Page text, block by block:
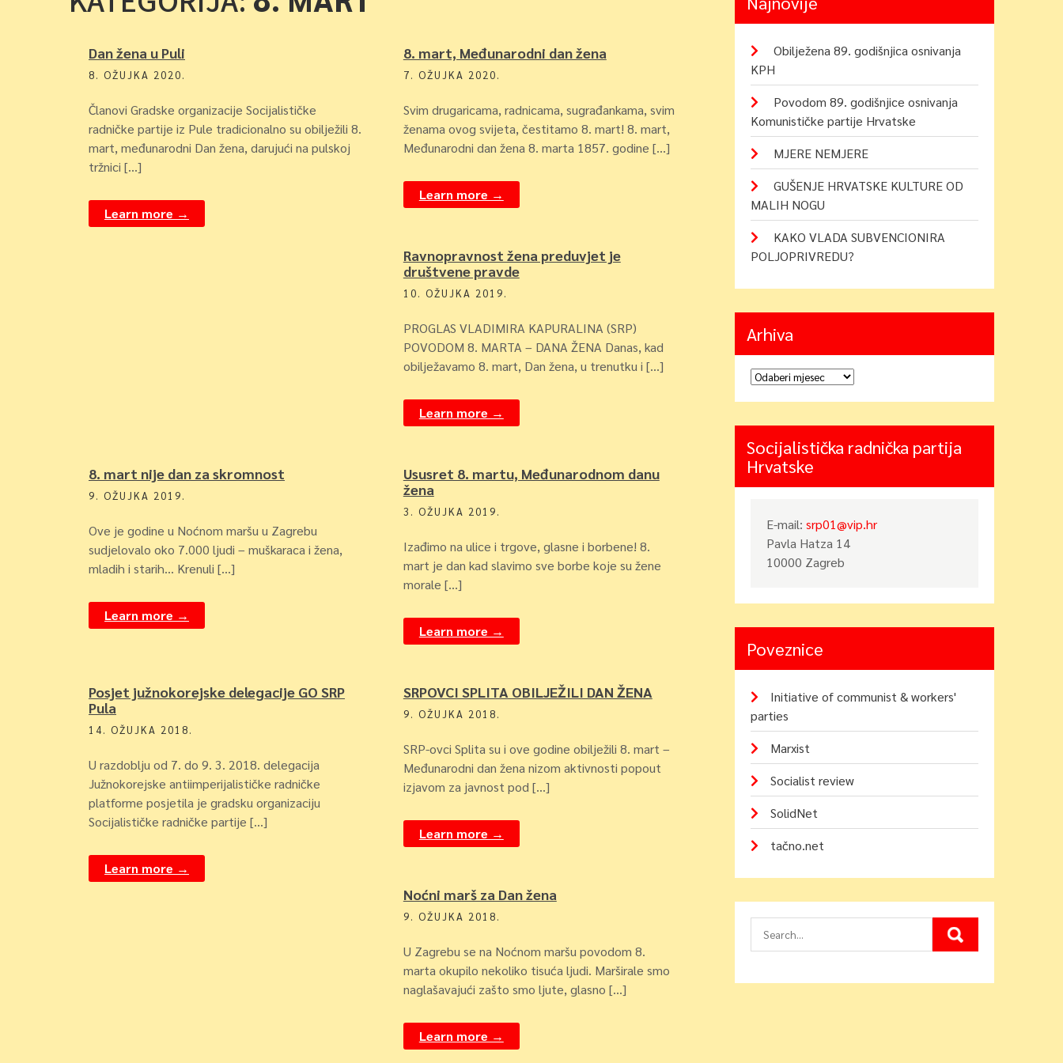
Dan žena u Puli
8. OŽUJKA 2020.
Članovi Gradske organizacije Socijalističke
radničke partije iz Pule tradicionalno su obilježili 8.
mart, međunarodni Dan žena, darujući na pulskoj
tržnici […]
Learn more →
8. mart, Međunarodni dan žena
7. OŽUJKA 2020.
Svim drugaricama, radnicama, sugrađankama, svim
ženama ovog svijeta, čestitamo 8. mart! 8. mart,
Međunarodni dan žena 8. marta 1857. godine […]
Learn more →
Ravnopravnost žena preduvjet je
društvene pravde
10. OŽUJKA 2019.
PROGLAS VLADIMIRA KAPURALINA (SRP)
POVODOM 8. MARTA – DANA ŽENA Danas, kad
obilježavamo 8. mart, Dan žena, u trenutku i […]
Learn more →
8. mart nije dan za skromnost
9. OŽUJKA 2019.
Ove je godine u Noćnom maršu u Zagrebu
sudjelovalo oko 7.000 ljudi – muškaraca i žena,
mladih i starih… Krenuli […]
Learn more →
Ususret 8. martu, Međunarodnom danu
žena
3. OŽUJKA 2019.
Izađimo na ulice i trgove, glasne i borbene! 8.
mart je dan kad slavimo sve borbe koje su žene
morale […]
Learn more →
Posjet južnokorejske delegacije GO SRP
Pula
14. OŽUJKA 2018.
U razdoblju od 7. do 9. 3. 2018. delegacija
Južnokorejske antiimperijalističke radničke
platforme posjetila je gradsku organizaciju
Socijalističke radničke partije […]
Learn more →
SRPOVCI SPLITA OBILJEŽILI DAN ŽENA
9. OŽUJKA 2018.
SRP-ovci Splita su i ove godine obilježili 8. mart –
Međunarodni dan žena nizom aktivnosti popout
izjavom za javnost pod […]
Learn more →
Noćni marš za Dan žena
9. OŽUJKA 2018.
U Zagrebu se na Noćnom maršu povodom 8.
marta okupilo nekoliko tisuća ljudi. Marširale smo
naglašavajući zašto smo ljute, glasno […]
Learn more →
Obilježena 89. godišnjica osnivanja
KPH
Povodom 89. godišnjice osnivanja
Komunističke partije Hrvatske
MJERE NEMJERE
GUŠENJE HRVATSKE KULTURE OD
MALIH NOGU
KAKO VLADA SUBVENCIONIRA
POLJOPRIVREDU?
Arhiva
Arhiva
Socijalistička radnička partija
Hrvatske
E-mail:srp01@vip.hr
Pavla Hatza 14
10000 Zagreb
Poveznice
Initiative of communist & workers'
parties
Marxist
Socialist review
SolidNet
tačno.net